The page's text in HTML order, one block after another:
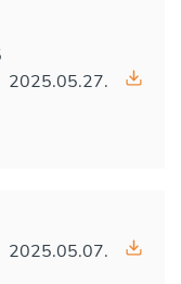
2025.05.27.
2025.05.07.